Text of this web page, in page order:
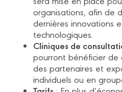
organisations, afin de
dernières innovations
technologiques.
Cliniques de
pourront bénéficier de
des partenaires et
individuels ou en